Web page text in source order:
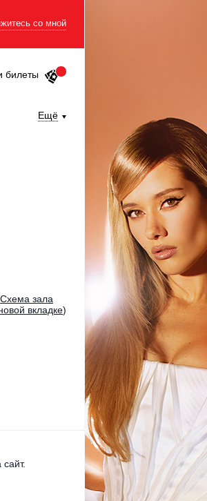
со мной
билеты
Ещё
Cхема зала
вкладке)